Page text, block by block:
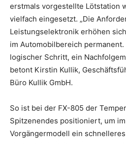
erstmals vorgestellte Lötstation
vielfach eingesetzt. „Die
Leistungselektronik erhöhen
im Automobilbereich
logischer Schritt, ein
betont Kirstin Kullik,
Büro Kullik GmbH.
So ist bei der FX-805 der
Spitzenendes positioniert, um
Vorgängermodell ein